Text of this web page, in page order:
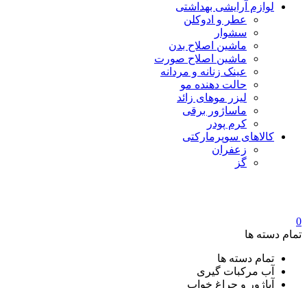
لوازم آرایشی بهداشتی
عطر و ادوکلن
سشوار
ماشین اصلاح بدن
ماشین اصلاح صورت
عینک زنانه و مردانه
حالت دهنده مو
لیزر موهای زائد
ماساژور برقی
کرم پودر
کالاهای سوپرمارکتی
زعفران
گز
0
تمام دسته ها
تمام دسته ها
آب مرکبات گیری
آباژور و چراغ خواب